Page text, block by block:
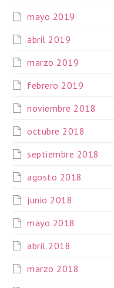
mayo 2019
abril 2019
marzo 2019
febrero 2019
noviembre 2018
octubre 2018
septiembre 2018
agosto 2018
junio 2018
mayo 2018
abril 2018
marzo 2018